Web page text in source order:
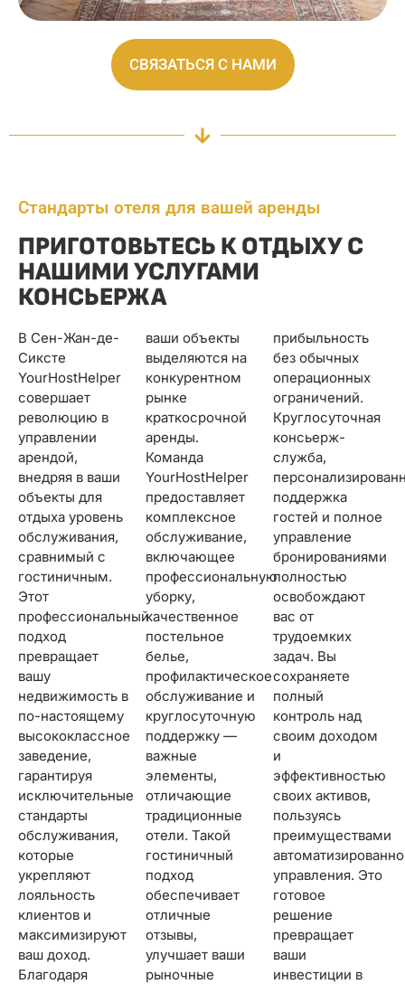
СВЯЗАТЬСЯ С НАМИ
Стандарты отеля для вашей аренды
ПРИГОТОВЬТЕСЬ К ОТДЫХУ С
НАШИМИ УСЛУГАМИ
КОНСЬЕРЖА
В Сен-Жан-де-
Сиксте
YourHostHelper
совершает
революцию в
управлении
арендой,
внедряя в ваши
объекты для
отдыха уровень
обслуживания,
сравнимый с
гостиничным.
Этот
профессиональный
подход
превращает
вашу
недвижимость в
по-настоящему
высококлассное
заведение,
гарантируя
исключительные
стандарты
обслуживания,
которые
укрепляют
лояльность
клиентов и
максимизируют
ваш доход.
Благодаря
ваши объекты
выделяются на
конкурентном
рынке
краткосрочной
аренды.
Команда
YourHostHelper
предоставляет
комплексное
обслуживание,
включающее
профессиональную
уборку,
качественное
постельное
белье,
профилактическое
обслуживание и
круглосуточную
поддержку —
важные
элементы,
отличающие
традиционные
отели. Такой
гостиничный
подход
обеспечивает
отличные
отзывы,
улучшает ваши
рыночные
прибыльность
без обычных
операционных
ограничений.
Круглосуточная
консьерж-
служба,
персонализированная
поддержка
гостей и полное
управление
бронированиями
полностью
освобождают
вас от
трудоемких
задач. Вы
сохраняете
полный
контроль над
своим доходом
и
эффективностью
своих активов,
пользуясь
преимуществами
автоматизированного
управления. Это
готовое
решение
превращает
ваши
инвестиции в